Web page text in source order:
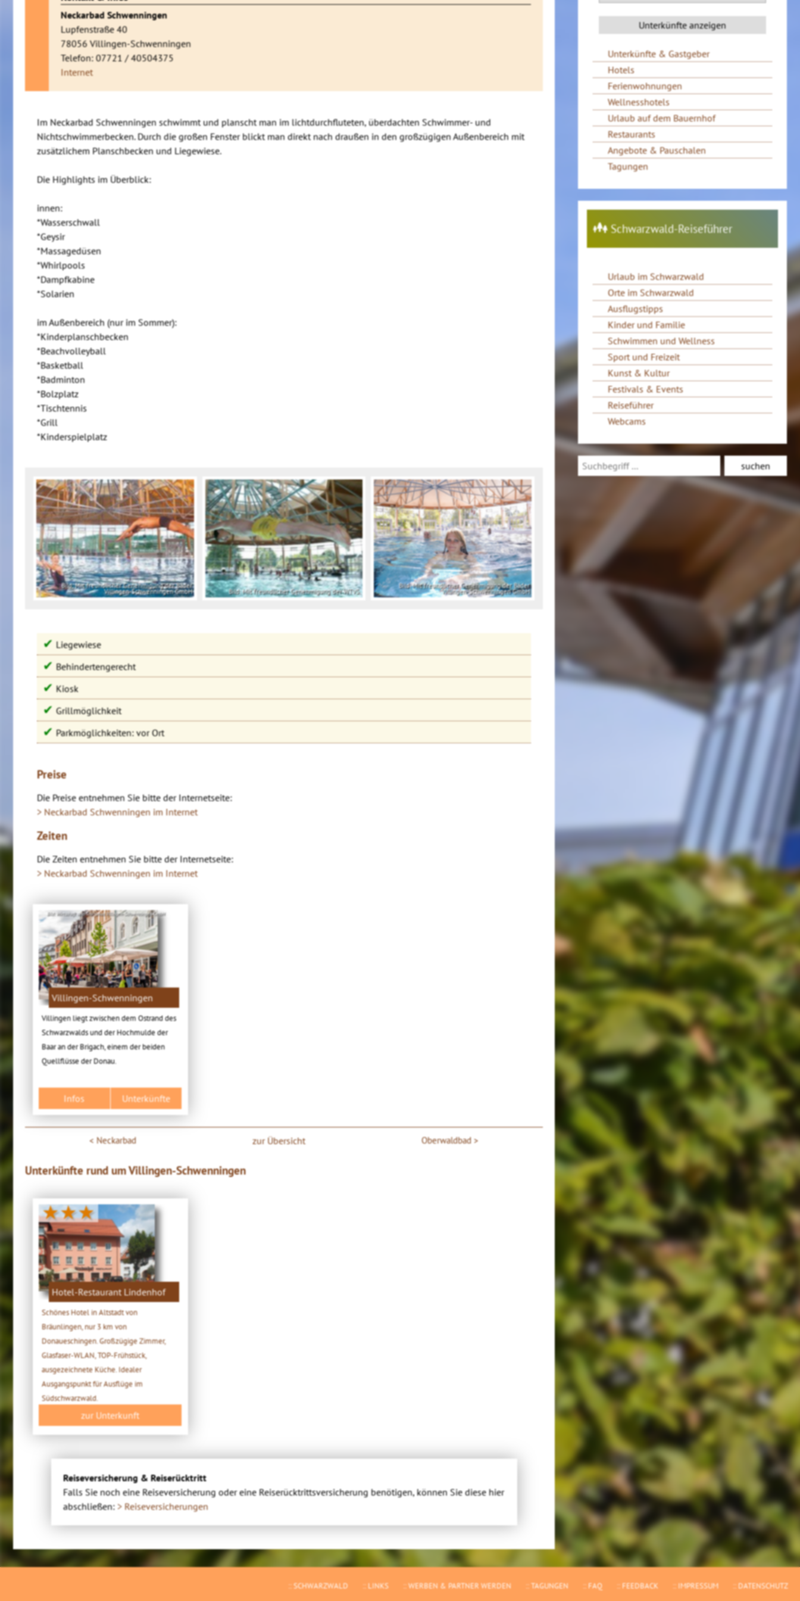
Neckarbad Schwenningen
Lupfenstraße 40
78056 Villingen-Schwenningen
Telefon: 07721 / 40504375
Internet
Im Neckarbad Schwenningen schwimmt und planscht man im lichtdurchfluteten, überdachten Schwimmer- und
Nichtschwimmerbecken. Durch die großen Fenster blickt man direkt nach draußen in den großzügigen Außenbereich mit
zusätzlichem Planschbecken und Liegewiese.
Die Highlights im Überblick:
innen:
*Wasserschwall
*Geysir
*Massagedüsen
*Whirlpools
*Dampfkabine
*Solarien
im Außenbereich (nur im Sommer):
*Kinderplanschbecken
*Beachvolleyball
*Basketball
*Badminton
*Bolzplatz
*Tischtennis
*Grill
*Kinderspielplatz
Bild: Mit freundlicher Genehmigung der Bäder
Villingen-Schwenningen GmbH Bild: Mit freundlicher Genehmigung der WTVS.
Bild: Mit freundlicher Genehmigung der Bäder
Villingen-Schwenningen GmbH
✔ Liegewiese
✔ Behindertengerecht
✔ Kiosk
✔ Grillmöglichkeit
✔ Parkmöglichkeiten: vor Ort
Preise
Die Preise entnehmen Sie bitte der Internetseite:
> Neckarbad Schwenningen im Internet
Zeiten
Die Zeiten entnehmen Sie bitte der Internetseite:
> Neckarbad Schwenningen im Internet
Bild: Wirtschaft und Tourismus Villingen-Schwenningen GmbH
Villingen-Schwenningen
Villingen liegt zwischen dem Ostrand des
Schwarzwalds und der Hochmulde der
Baar an der Brigach, einem der beiden
Quellflüsse der Donau.
Infos Unterkünfte
Neckarbad zur Übersicht Oberwaldbad
Unterkünfte rund um Villingen-Schwenningen
★★★
Hotel-Restaurant Lindenhof
Schönes Hotel in Altstadt von
Bräunlingen, nur 3 km von
Donaueschingen. Großzügige Zimmer,
Glasfaser-WLAN, TOP-Frühstück,
ausgezeichnete Küche. Idealer
Ausgangspunkt für Ausflüge im
Südschwarzwald.
zur Unterkunft
Reiseversicherung & Reiserücktritt
Falls Sie noch eine Reiseversicherung oder eine Reiserücktrittsversicherung benötigen, können Sie diese hier
abschließen: > Reiseversicherungen
Unterkünfte & Gastgeber
Hotels
Ferienwohnungen
Wellnesshotels
Urlaub auf dem Bauernhof
Restaurants
Angebote & Pauschalen
Tagungen
Schwarzwald-Reiseführer
Urlaub im Schwarzwald
Orte im Schwarzwald
Ausflugstipps
Kinder und Familie
Schwimmen und Wellness
Sport und Freizeit
Kunst & Kultur
Festivals & Events
Reiseführer
Webcams
SCHWARZWALD LINKS WERBEN & PARTNER WERDEN TAGUNGEN FAQ FEEDBACK IMPRESSUM DATENSCHUTZ